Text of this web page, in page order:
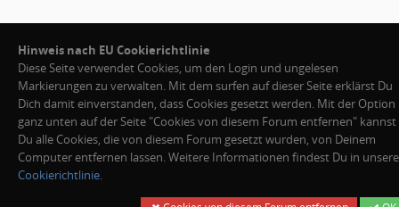
Hinweis nach EU Cookierichtlinie
Diese Seite verwendet Cookies, um den Login und ungelesen
Markierungen zu verwalten. Mit dem surfen auf dieser Seite erklärst Du
Dich damit einverstanden, dass Cookies gesetzt werden. Mit der Option
ganz unten auf der Seite "Cookies von diesem Forum entfernen" kannst
Du alle Cookies, die von diesem Forum gesetzt wurden, von Deinem
Computer entfernen lassen. Weitere Informationen findest Du in
Cookierichtlinie.